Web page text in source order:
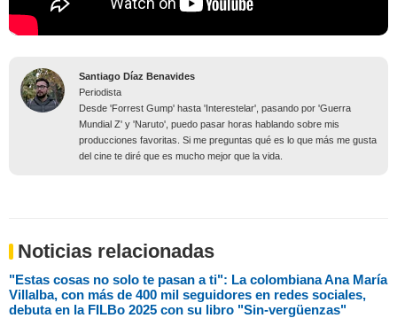
Santiago Díaz Benavides
Periodista
Desde 'Forrest Gump' hasta 'Interestelar', pasando por 'Guerra
Mundial Z' y 'Naruto', puedo pasar horas hablando sobre mis
producciones favoritas. Si me preguntas qué es lo que más me gusta
del cine te diré que es mucho mejor que la vida.
Noticias relacionadas
"Estas cosas no solo te pasan a ti": La colombiana Ana María
Villalba, con más de 400 mil seguidores en redes sociales,
debuta en la FILBo 2025 con su libro "Sin-vergüenzas"